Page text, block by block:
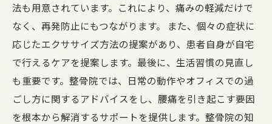
法も用意されています。これにより、痛みの軽減だけで
なく、再発防止にもつながります。 また、個々の症状に
応じたエクササイズ方法の提案があり、患者自身が自宅
で行えるケアを提案します。最後に、生活習慣の見直し
も重要です。整骨院では、日常の動作やオフィスでの過
ごし方に関するアドバイスをし、腰痛を引き起こす要因
を根本から解消するサポートを提供します。整骨院の知